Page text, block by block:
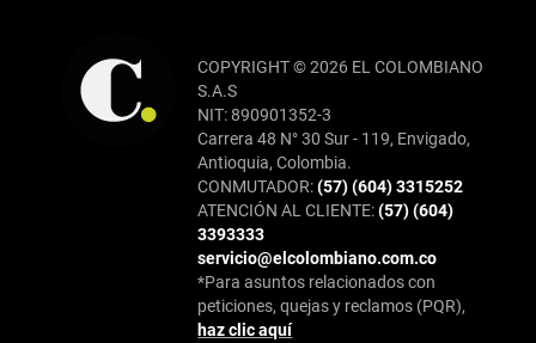
COPYRIGHT © 2026 EL COLOMBIANO
S.A.S
NIT: 890901352-3
Carrera 48 N° 30 Sur - 119, Envigado,
Antioquia, Colombia.
CONMUTADOR:(57) (604) 3315252
ATENCIÓN AL CLIENTE:(57) (604)
3393333
servicio@elcolombiano.com.co
*Para asuntos relacionados con
peticiones, quejas y reclamos (PQR),
haz clic aquí